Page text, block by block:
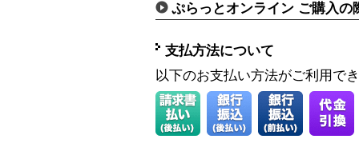
ぷらっとオンライン ご購入の
支払方法について
以下のお支払い方法がご利用で